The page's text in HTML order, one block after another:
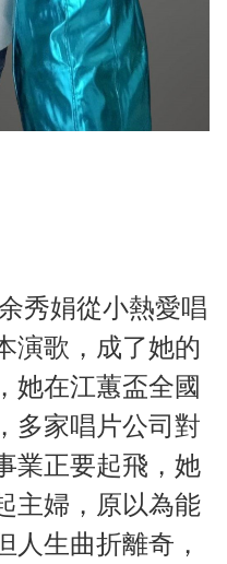
秀娟從小熱愛唱
演歌，成了她的
她在江蕙盃全國
多家唱片公司對
業正要起飛，她
主婦，原以為能
人生曲折離奇，